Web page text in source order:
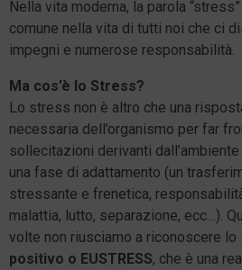
Nella vita moderna, la parola
comune nella vita di tutti noi che ci
impegni e numerose responsabilità.
Ma cos’è lo Stress?
Lo stress non è altro che una
necessaria dell’organismo per far
sollecitazioni derivanti
una fase di adattamento (un
stressante e frenetica,
malattia, lutto, separazione, ecc…).
volte non riusciamo a riconoscere
positivo o EUSTRESS, che è una